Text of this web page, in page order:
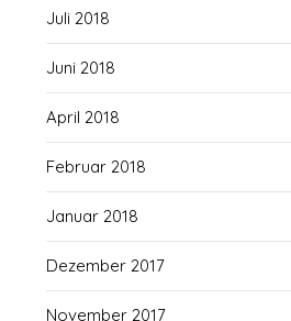
Juli 2018
Juni 2018
April 2018
Februar 2018
Januar 2018
Dezember 2017
November 2017